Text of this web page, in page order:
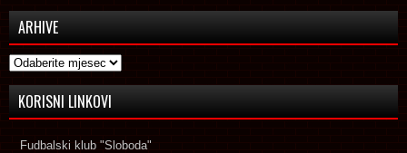
ARHIVE
Arhive
KORISNI LINKOVI
Fudbalski klub "Sloboda"